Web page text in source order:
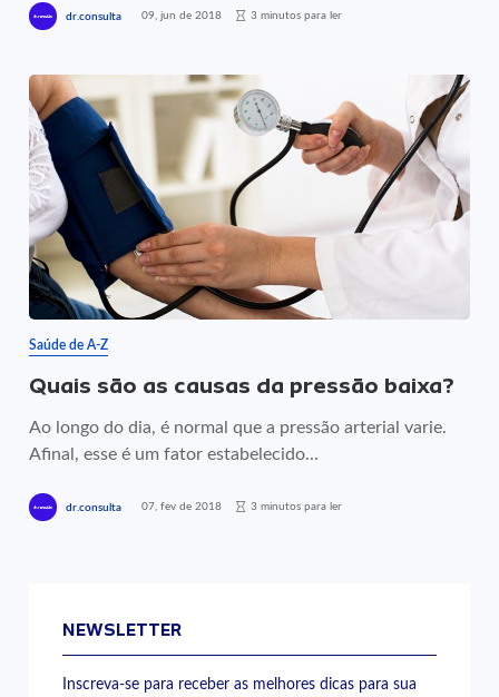
dr.consulta 09, jun de 2018 3 minutos para ler
Saúde de A-Z
Quais são as causas da pressão baixa?
Ao longo do dia, é normal que a pressão arterial varie.
Afinal, esse é um fator estabelecido...
dr.consulta 07, fev de 2018 3 minutos para ler
NEWSLETTER
Inscreva-se para receber as melhores dicas para sua